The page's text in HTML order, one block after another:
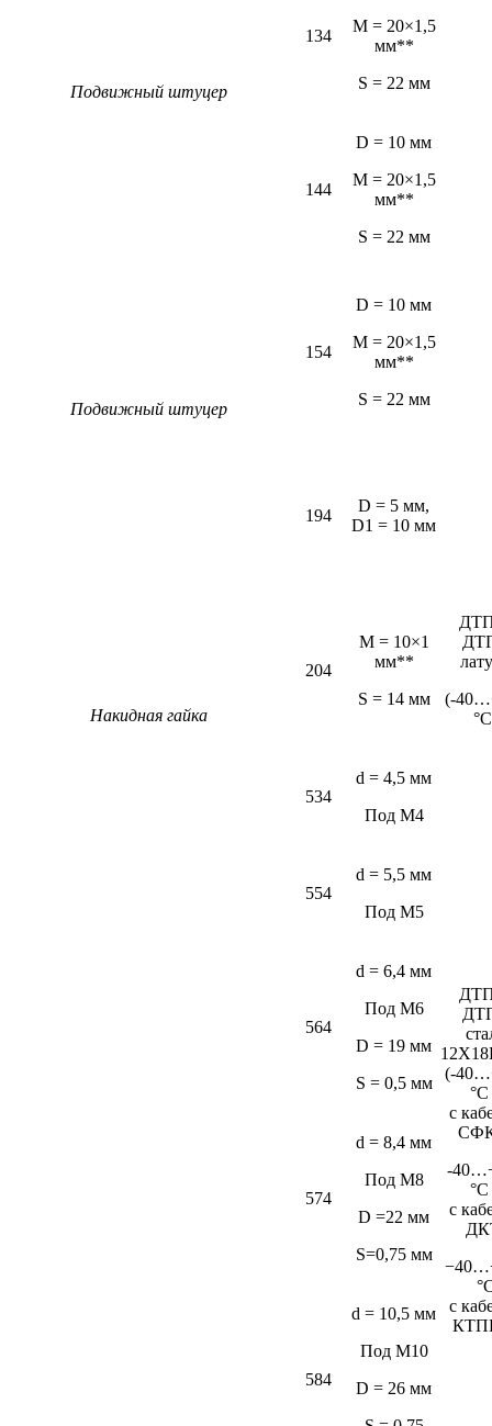
Подвижный штуцер
134
M = 20×1,5
мм**
S = 22 мм
144
D = 10 мм
M = 20×1,5
мм**
S = 22 мм
Подвижный штуцер
154
D = 10 мм
M = 20×1,5
мм**
S = 22 мм
194
D = 5 мм,
D1 = 10 мм
Накидная гайка
204
M = 10×1
мм**
S = 14 мм
(-
534
d = 4,5 мм
Под М4
(-
°C
c
-
°C
c
c
554
d = 5,5 мм
Под М5
564
d = 6,4 мм
Под М6
D = 19 мм
S = 0,5 мм
574
d = 8,4 мм
Под М8
D =22 мм
S=0,75 мм
584
d = 10,5 мм
Под М10
D = 26 мм